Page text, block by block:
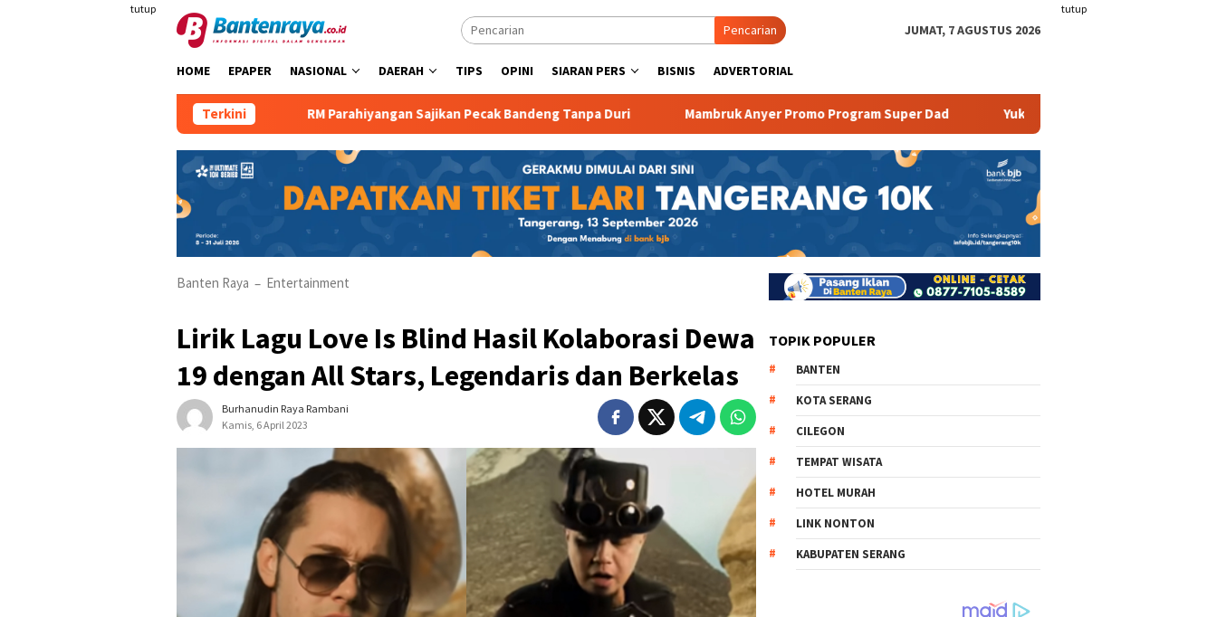
tutup tutup
Pencarian JUMAT, 7 AGUSTUS 2026
HOME EPAPER NASIONAL DAERAH TIPS OPINI SIARAN PERS BISNIS ADVERTORIAL
Terkini
RM Parahiyangan Sajikan Pecak Bandeng Tanpa Duri Mambruk Anyer Promo Program Super Dad Yuk Cobain Wisata Camping Ground di Pesona
Banten Raya – Entertainment
Lirik Lagu Love Is Blind Hasil Kolaborasi Dewa
19 dengan All Stars, Legendaris dan Berkelas
Burhanudin Raya Rambani
Kamis, 6 April 2023
TOPIK POPULER
BANTEN
KOTA SERANG
CILEGON
TEMPAT WISATA
HOTEL MURAH
LINK NONTON
KABUPATEN SERANG